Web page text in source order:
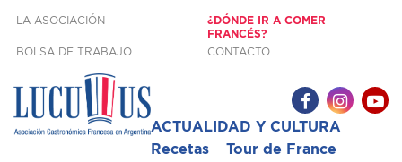
LA ASOCIACIÓN
¿DÓNDE IR A COMER
FRANCÉS?
BOLSA DE TRABAJO
CONTACTO
ACTUALIDAD Y CULTURA
Recetas
Tour de France